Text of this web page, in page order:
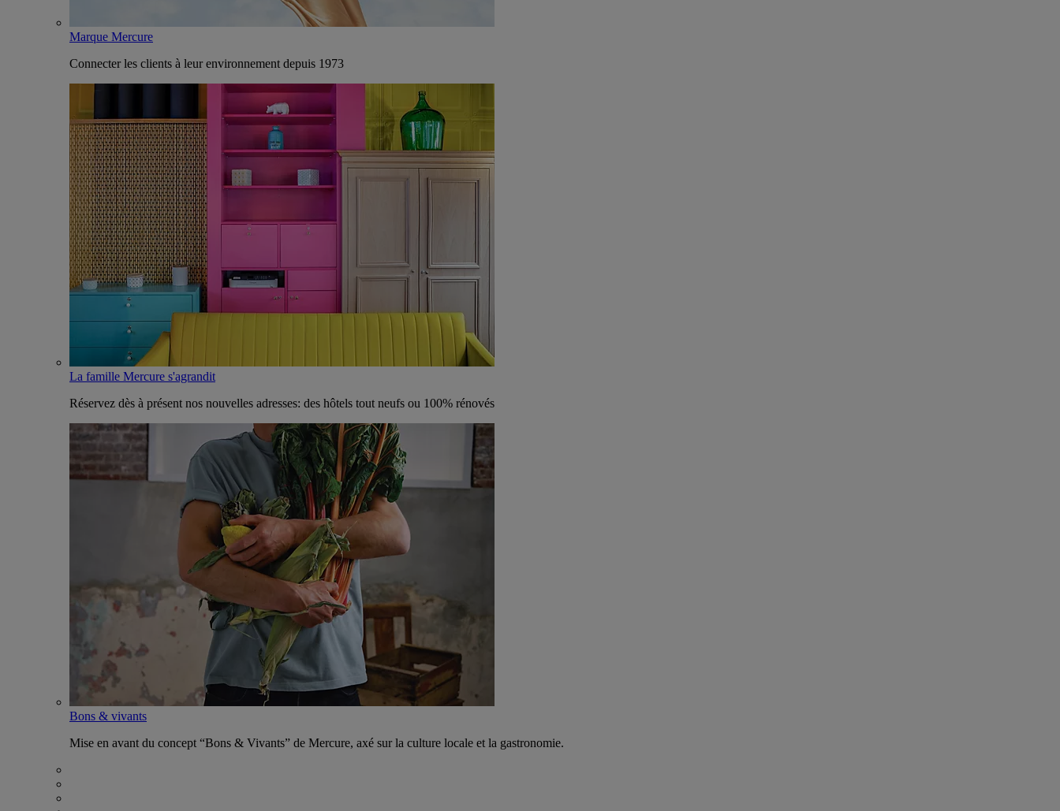
Marque Mercure
Connecter les clients à leur environnement depuis 1973
La famille Mercure s'agrandit
Réservez dès à présent nos nouvelles adresses: des hôtels tout neufs ou 100% rénovés
Bons & vivants
Mise en avant du concept “Bons & Vivants” de Mercure, axé sur la culture locale et la gastronomie.